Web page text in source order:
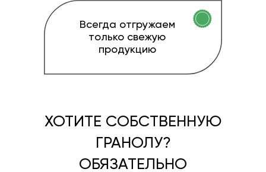
Всегда отгружаем
только свежую
продукцию
ХОТИТЕ СОБСТВЕННУЮ
ГРАНОЛУ?
ОБЯЗАТЕЛЬНО